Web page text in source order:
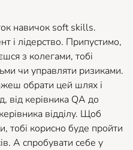
навичок soft skills.
і лідерство. Припустимо,
з колегами, тобі
чи управляти ризиками.
обрати цей шлях і
від керівника QA до
відділу. Щоб
тобі корисно буде пройти
А спробувати себе у